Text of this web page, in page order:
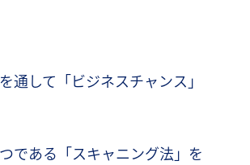
して「ビジネスチャンス」
である「スキャニング法」を